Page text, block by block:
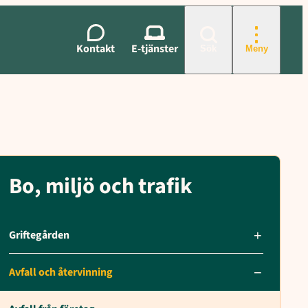
Kontakt E-tjänster Meny
Bo, miljö och trafik
Griftegården
Avfall och återvinning